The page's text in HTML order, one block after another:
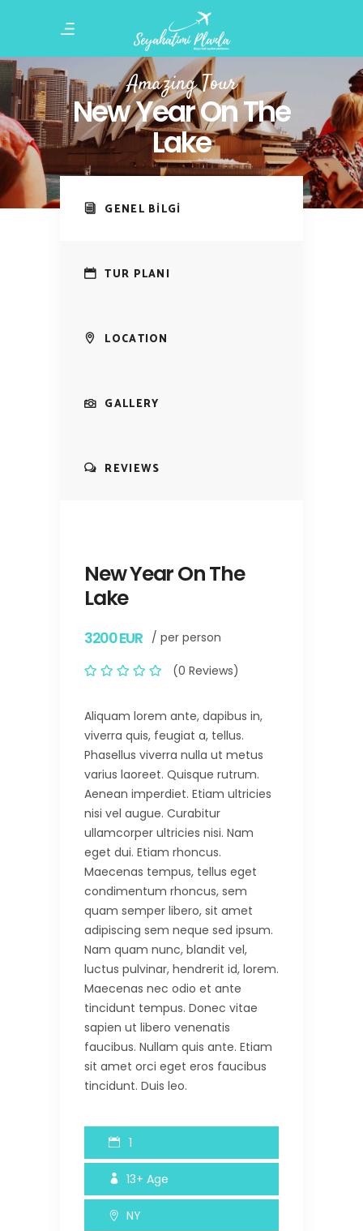
Amazing Tour
New Year On The
Lake
GENEL BİLGİ
TUR PLANI
LOCATION
GALLERY
REVIEWS
New Year On The
Lake
3200 EUR / per person
(0 Reviews)
Aliquam lorem ante, dapibus in,
viverra quis, feugiat a, tellus.
Phasellus viverra nulla ut metus
varius laoreet. Quisque rutrum.
Aenean imperdiet. Etiam ultricies
nisi vel augue. Curabitur
ullamcorper ultricies nisi. Nam
eget dui. Etiam rhoncus.
Maecenas tempus, tellus eget
condimentum rhoncus, sem
quam semper libero, sit amet
adipiscing sem neque sed ipsum.
Nam quam nunc, blandit vel,
luctus pulvinar, hendrerit id, lorem.
Maecenas nec odio et ante
tincidunt tempus. Donec vitae
sapien ut libero venenatis
faucibus. Nullam quis ante. Etiam
sit amet orci eget eros faucibus
tincidunt. Duis leo.
1
13+ Age
NY